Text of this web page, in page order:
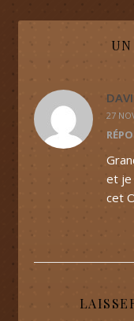
27
et je
cet